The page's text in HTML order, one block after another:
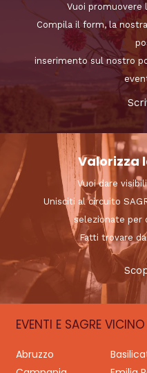
Vuoi promuovere
Compila il form, la
inserimento sul nostro
Valorizza
Vuoi dare
Unisciti al circuito
selezionate per
Fatti trovare
EVENTI E SAGRE
Abruzzo